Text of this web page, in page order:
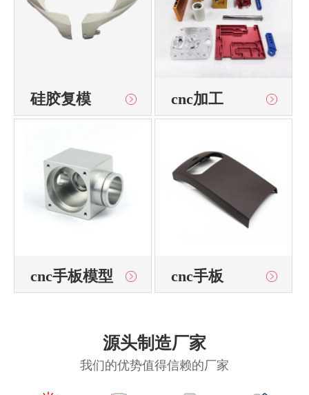
硅胶复模 cnc加工
cnc手板模型 cnc手板
源头制造厂家
我们的优势值得信赖的厂家